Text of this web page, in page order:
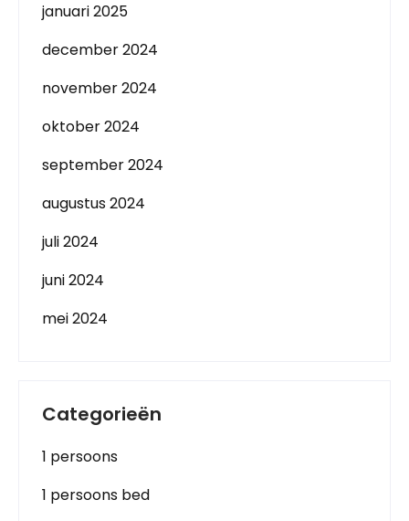
januari 2025
december 2024
november 2024
oktober 2024
september 2024
augustus 2024
juli 2024
juni 2024
mei 2024
Categorieën
1 persoons
1 persoons bed